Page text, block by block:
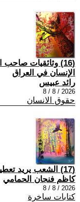
(16) وثائقيات
الإنسان في العراق
رائد عبيس
2026 / 8 / 8
حقوق الانسان
(17) الشعب يريد تعطيل القطار
كاظم فنجان الحمامي
2026 / 8 / 8
كتابات ساخرة